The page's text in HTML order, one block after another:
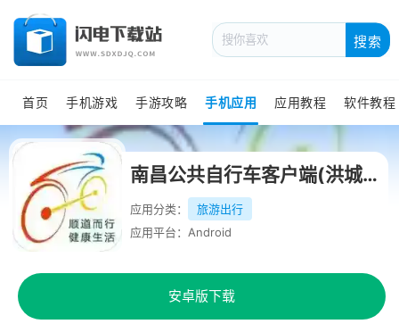
搜索
首页 手机游戏 手游攻略 手机应用 应用教程 软件教程
南昌公共自行车客户端(洪城乐骑行)最新版
应用分类：
旅游出行
应用平台：Android
安卓版下载